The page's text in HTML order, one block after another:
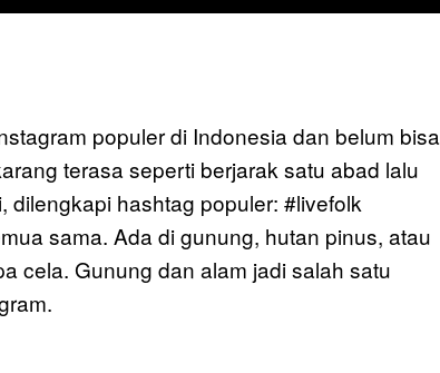
populer di Indonesia dan belum bisa
terasa seperti berjarak satu abad lalu
dilengkapi hashtag populer: #livefolk
sama. Ada di gunung, hutan pinus, atau
cela. Gunung dan alam jadi salah satu